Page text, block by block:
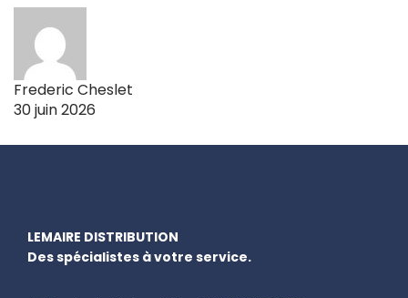
Frederic Cheslet
30 juin 2026
LEMAIRE DISTRIBUTION
Des spécialistes à votre service.